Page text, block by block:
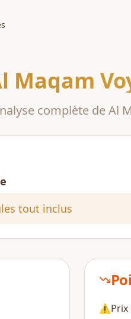
Maqam
complète deAl
tout inclus
⚠Prix